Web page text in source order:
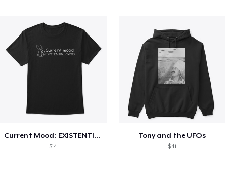
Current Mood: EXISTENTIAL CRISIS
$14
Tony and the UFOs
$41